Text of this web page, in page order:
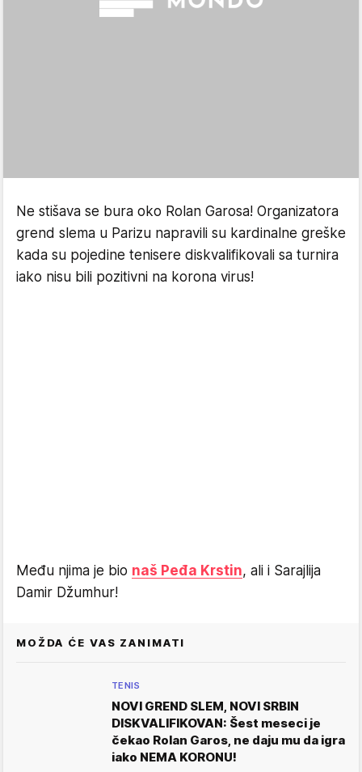
Ne stišava se bura oko Rolan Garosa! Organizatora
grend slema u Parizu napravili su kardinalne greške
kada su pojedine tenisere diskvalifikovali sa turnira
iako nisu bili pozitivni na korona virus!
Među njima je bio naš Peđa Krstin, ali i Sarajlija
Damir Džumhur!
MOŽDA ĆE VAS ZANIMATI
TENIS
NOVI GREND SLEM, NOVI SRBIN
DISKVALIFIKOVAN: Šest meseci je
čekao Rolan Garos, ne daju mu da igra
iako NEMA KORONU!